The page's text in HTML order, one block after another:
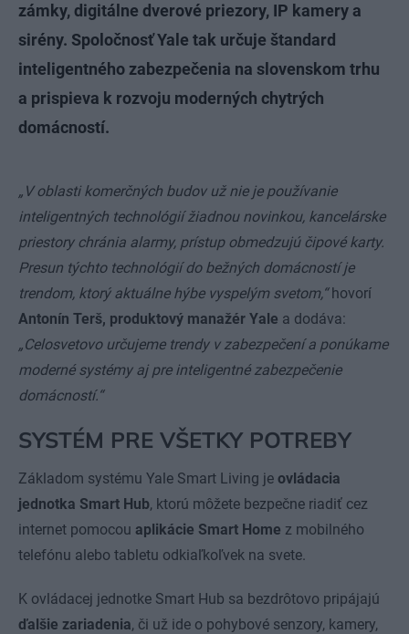
zámky, digitálne dverové priezory, IP kamery a
sirény. Spoločnosť Yale tak určuje štandard
inteligentného zabezpečenia na slovenskom trhu
a prispieva k rozvoju moderných chytrých
domácností.
„V oblasti komerčných budov už nie je používanie
inteligentných technológií žiadnou novinkou, kancelárske
priestory chránia alarmy, prístup obmedzujú čipové karty.
Presun týchto technológií do bežných domácností je
trendom, ktorý aktuálne hýbe vyspelým svetom,“hovorí
Antonín Terš, produktový manažér Yale a dodáva:
„Celosvetovo určujeme trendy v zabezpečení a ponúkame
moderné systémy aj pre inteligentné zabezpečenie
domácností.“
SYSTÉM PRE VŠETKY POTREBY
Základom systému Yale Smart Living je ovládacia
jednotka Smart Hub, ktorú môžete bezpečne riadiť cez
internet pomocou aplikácie Smart Home z mobilného
telefónu alebo tabletu odkiaľkoľvek na svete.
K ovládacej jednotke Smart Hub sa bezdrôtovo pripájajú
ďalšie zariadenia, či už ide o pohybové senzory, kamery,